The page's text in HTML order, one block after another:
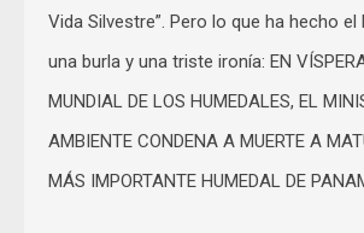
Vida Silvestre”. Pero lo que ha hecho
una burla y una triste ironía: EN
MUNDIAL DE LOS HUMEDALES, EL
AMBIENTE CONDENA A MUERTE A
MÁS IMPORTANTE HUMEDAL DE